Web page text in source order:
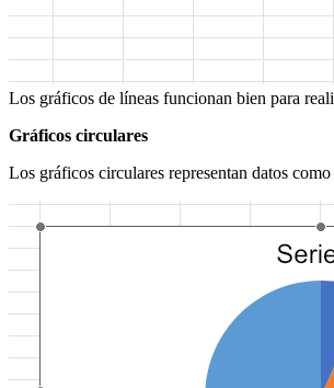
Los gráficos de líneas funcionan bien para
Gráficos circulares
Los gráficos circulares representan datos